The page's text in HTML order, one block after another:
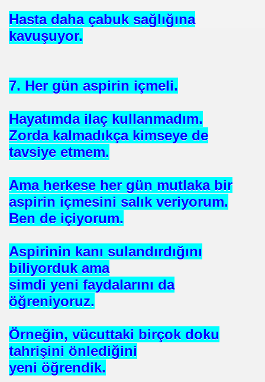
Hasta daha çabuk sağlığına
kavuşuyor.
7. Her gün aspirin içmeli.
Hayatımda ilaç kullanmadım.
Zorda kalmadıkça kimseye de
tavsiye etmem.
Ama herkese her gün mutlaka bir
aspirin içmesini salık veriyorum.
Ben de içiyorum.
Aspirinin kanı sulandırdığını
biliyorduk ama
simdi yeni faydalarını da
öğreniyoruz.
Örneğin, vücuttaki birçok doku
tahrişini önlediğini
yeni öğrendik.
İLK. sarı nokta tedavisi.DR.Güngör SOBACI
1 e Al= 5 e Sat.
BŞK. ENERJİ VERİMLİLİĞİ DER. BŞK
Cezalandırılan Bürokrat
Eyüp Ensari ERGİN-Mehmet Kamil BERSE.